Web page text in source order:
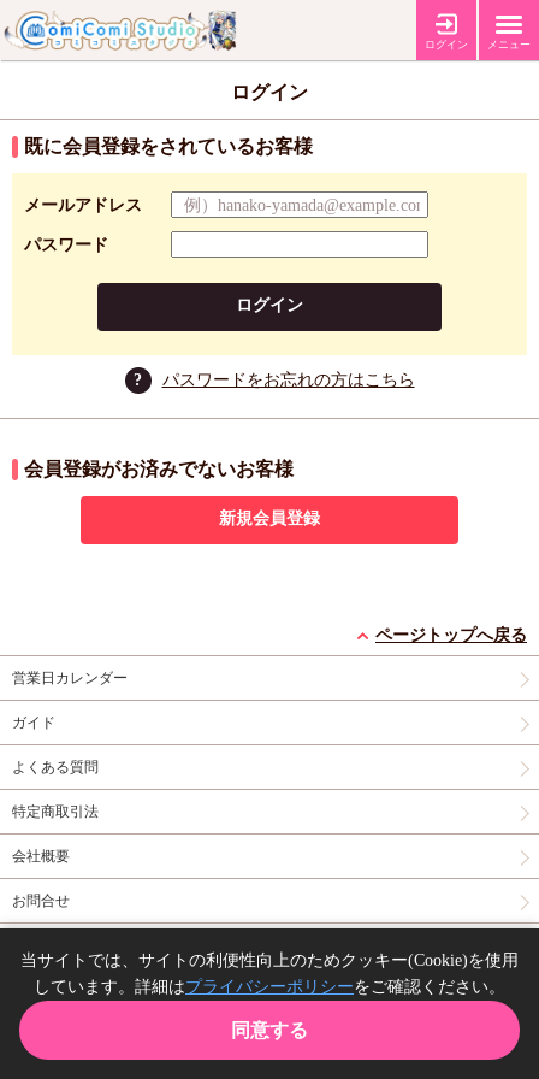
ログイン メニュー
ログイン
既に会員登録をされているお客様
メールアドレス
パスワード
ログイン
? パスワードをお忘れの方はこちら
会員登録がお済みでないお客様
新規会員登録
ページトップへ戻る
営業日カレンダー
ガイド
よくある質問
特定商取引法
会社概要
お問合せ
Copyright(C) comicomi studio. All right reserved.
当サイトでは、サイトの利便性向上のためクッキー(Cookie)を使用
しています。詳細はプライバシーポリシーをご確認ください。
同意する